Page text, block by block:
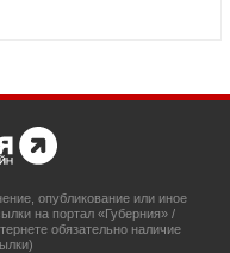
опубликование или иное
на портал «Губерния» /
обязательно наличие